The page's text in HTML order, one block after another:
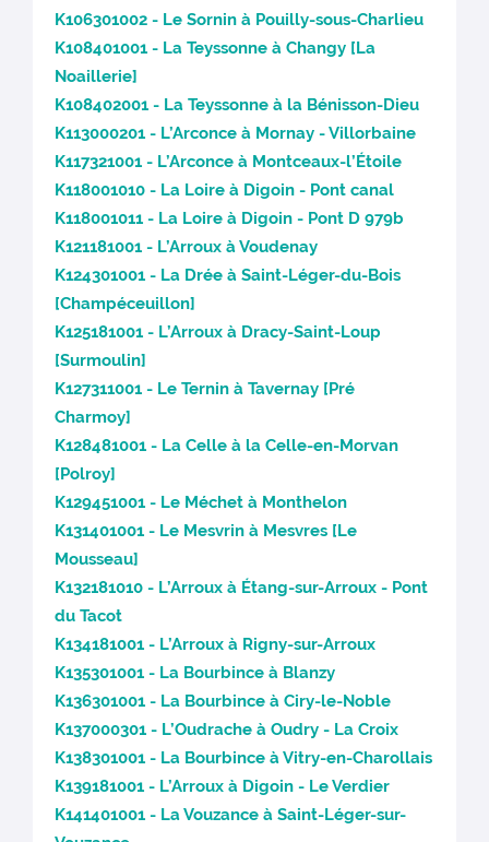
K106301002 - Le Sornin à Pouilly-sous-Charlieu
K108401001 - La Teyssonne à Changy [La
Noaillerie]
K108402001 - La Teyssonne à la Bénisson-Dieu
K113000201 - L’Arconce à Mornay - Villorbaine
K117321001 - L’Arconce à Montceaux-l’Étoile
K118001010 - La Loire à Digoin - Pont canal
K118001011 - La Loire à Digoin - Pont D 979b
K121181001 - L’Arroux à Voudenay
K124301001 - La Drée à Saint-Léger-du-Bois
[Champéceuillon]
K125181001 - L’Arroux à Dracy-Saint-Loup
[Surmoulin]
K127311001 - Le Ternin à Tavernay [Pré
Charmoy]
K128481001 - La Celle à la Celle-en-Morvan
[Polroy]
K129451001 - Le Méchet à Monthelon
K131401001 - Le Mesvrin à Mesvres [Le
Mousseau]
K132181010 - L’Arroux à Étang-sur-Arroux - Pont
du Tacot
K134181001 - L’Arroux à Rigny-sur-Arroux
K135301001 - La Bourbince à Blanzy
K136301001 - La Bourbince à Ciry-le-Noble
K137000301 - L’Oudrache à Oudry - La Croix
K138301001 - La Bourbince à Vitry-en-Charollais
K139181001 - L’Arroux à Digoin - Le Verdier
K141401001 - La Vouzance à Saint-Léger-sur-